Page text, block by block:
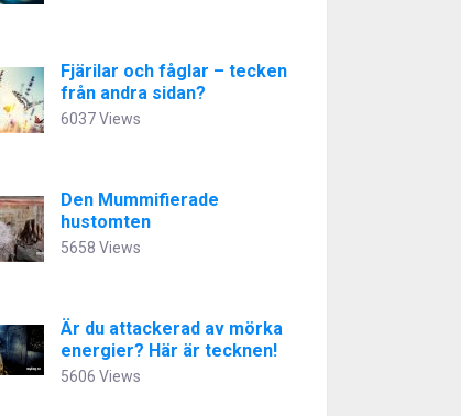
Fjärilar och fåglar – tecken
från andra sidan?
6037 Views
Den Mummifierade
hustomten
5658 Views
Är du attackerad av mörka
energier? Här är tecknen!
5606 Views